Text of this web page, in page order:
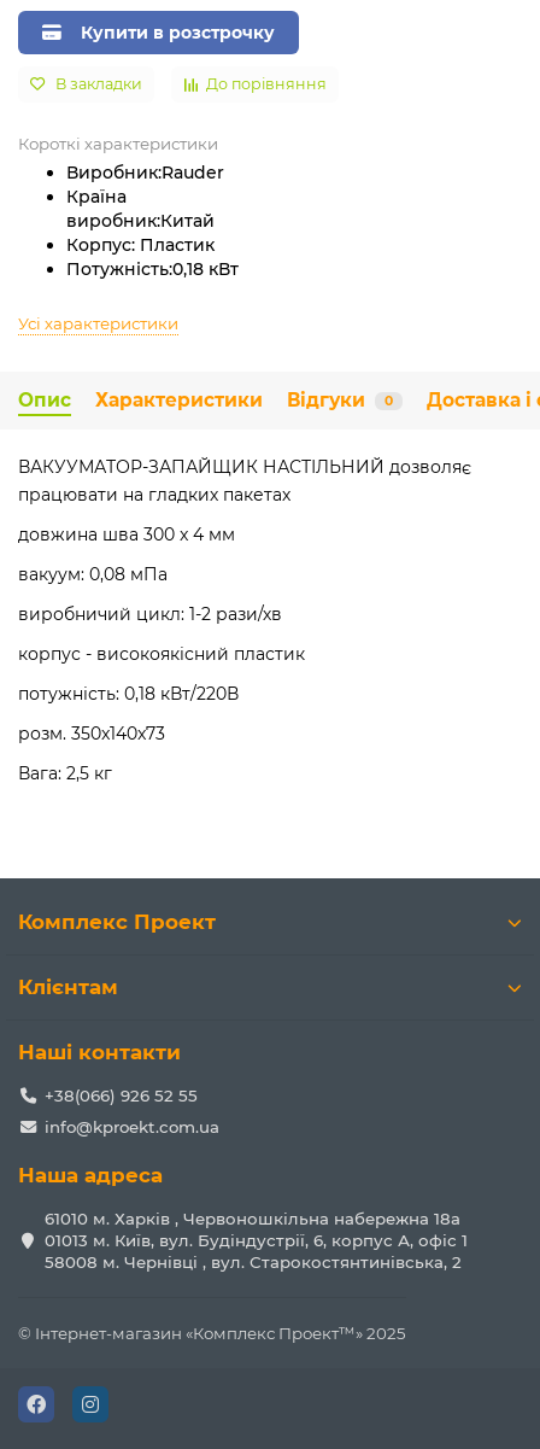
Купити в розстрочку
В закладки До порівняння
Короткі характеристики
Виробник:Rauder
Країна
виробник:Китай
Корпус: Пластик
Потужність:0,18 кВт
Усі характеристики
Опис Характеристики Відгуки 0 Доставка і
ВАКУУМАТОР-ЗАПАЙЩИК НАСТІЛЬНИЙ дозволяє
працювати на гладких пакетах
довжина шва 300 x 4 мм
вакуум: 0,08 мПа
виробничий цикл: 1-2 рази/хв
корпус - високоякісний пластик
потужність: 0,18 кВт/220В
розм. 350x140x73
Вага: 2,5 кг
Комплекс Проект
Клієнтам
Наші контакти
+38(066) 926 52 55
info@kproekt.com.ua
Наша адреса
61010 м. Харків , Червоношкільна набережна 18а
01013 м. Київ, вул. Будіндустрії, 6, корпус А, офіс 1
58008 м. Чернівці , вул. Старокостянтинівська, 2
© Інтернет-магазин «Комплекс Проект™» 2025